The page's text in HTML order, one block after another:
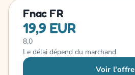
Fnac FR
19,9 EUR
8,0
Le délai dépend du marchand
Voir l'offre